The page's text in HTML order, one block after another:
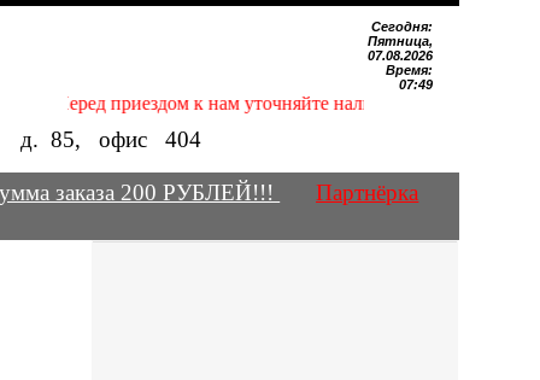
Перед приездом к нам уточняйте наличие нужных Вам
Сегодня:
Пятница,
07.08.2026
Время:
07:49
д.85, офис404
заказа 200 РУБЛЕЙ!!!
Партнёрка